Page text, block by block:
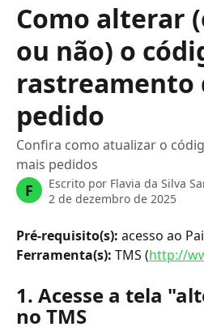
Como alterar
ou não) o
rastreamento
pedido
Confira como atualizar o
mais pedidos
F Escrito por Flavia da Silva
2 de dezembro de 2025
Pré-requisito(s): acesso ao
Ferramenta(s): TMS (http://
1. Acesse a tela
no TMS